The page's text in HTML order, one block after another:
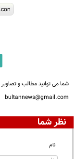
شما می توانید مطالب و
bultannews@gmail.com
نظر شما
نام